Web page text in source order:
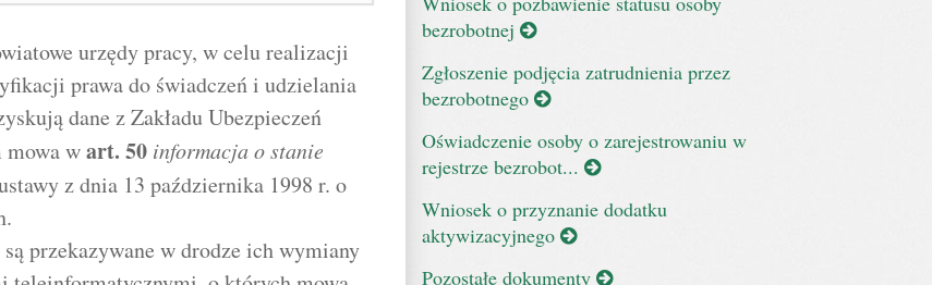
urzędy pracy, w celu realizacji
prawa do świadczeń i udzielania
dane z Zakładu Ubezpieczeń
mowa wart. 50 informacja o stanie
z dnia 13 października 1998 r. o
przekazywane w drodze ich wymiany
bezrobotnej
Zgłoszenie podjęcia zatrudnienia przez
bezrobotnego
Oświadczenie osoby o zarejestrowaniu w
rejestrze bezrobot...
Wniosek o przyznanie dodatku
aktywizacyjnego
Pozostałe dokumenty